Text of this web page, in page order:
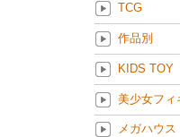
TCG
作品別
KIDS TOY
美少女フィ
メガハウス